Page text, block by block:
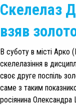
Скелелаз
взяв
В суботу в місті Арко
скелелазіння в
своє друге поспіль
саме з таким
росіянина